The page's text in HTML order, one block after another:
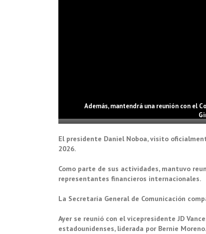
Además, mantendrá una reunión con el
El presidente Daniel Noboa, visito
2026.
Como parte de sus actividades, mantuvo
representantes financieros internacionales.
La Secretaría General de Comunicación
Ayer se reunió con el vicepresidente JD
estadounidenses, liderada por Bernie Moreno.